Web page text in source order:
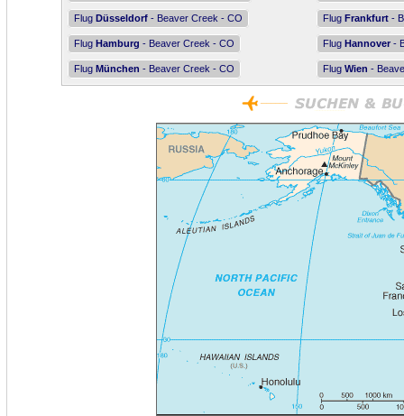
Flug Düsseldorf - Beaver Creek - CO Flug Frankfurt -
Flug Hamburg - Beaver Creek - CO Flug Hannover -
Flug München - Beaver Creek - CO Flug Wien -